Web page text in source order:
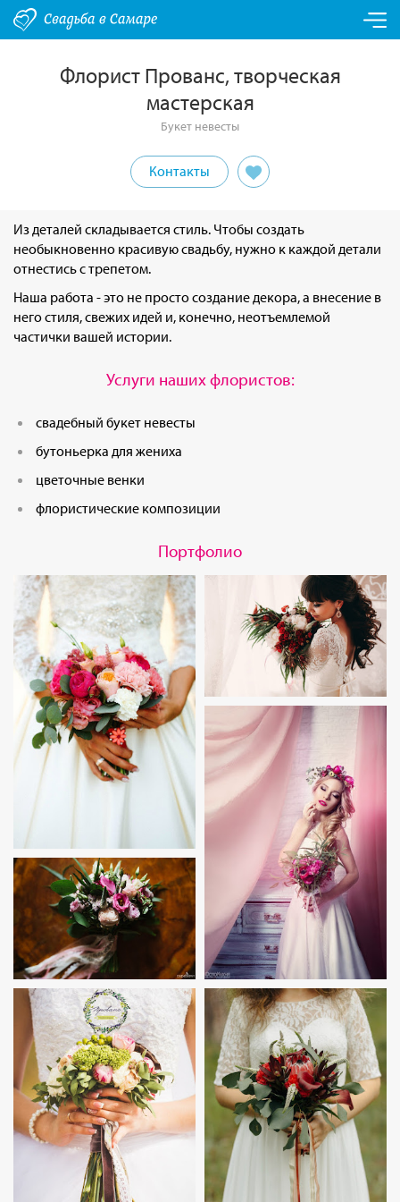
Флорист Прованс, творческая
мастерская
Букет невесты
Контакты
Из деталей складывается стиль. Чтобы создать
необыкновенно красивую свадьбу, нужно к каждой детали
отнестись с трепетом.
Наша работа - это не просто создание декора, а внесение в
него стиля, свежих идей и, конечно, неотъемлемой
частички вашей истории.
Услуги наших флористов:
свадебный букет невесты
бутоньерка для жениха
цветочные венки
флористические композиции
Портфолио